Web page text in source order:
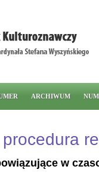
ARCHIWUM
w